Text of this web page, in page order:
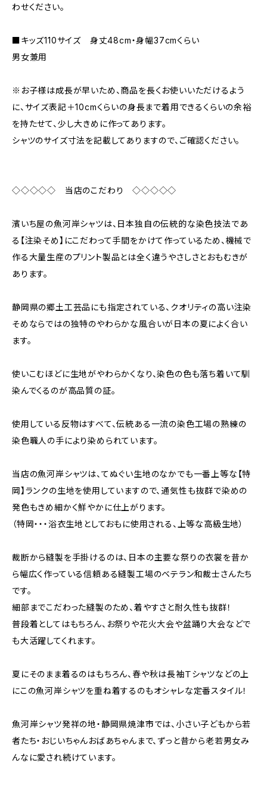
わせください。
■キッズ110サイズ 身丈48cm・身幅37cmくらい
男女兼用
※お子様は成長が早いため、商品を長くお使いいただけるよう
に、サイズ表記＋10cmくらいの身長まで着用できるくらいの余裕
を持たせて、少し大きめに作ってあります。
シャツのサイズ寸法を記載してありますので、ご確認ください。
◇◇◇◇◇ 当店のこだわり ◇◇◇◇◇
濱いち屋の魚河岸シャツは、日本独自の伝統的な染色技法であ
る【注染そめ】にこだわって手間をかけて作っているため、機械で
作る大量生産のプリント製品とは全く違うやさしさとおもむきが
あります。
静岡県の郷土工芸品にも指定されている、クオリティの高い注染
そめならではの独特のやわらかな風合いが日本の夏によく合い
ます。
使いこむほどに生地がやわらかくなり、染色の色も落ち着いて馴
染んでくるのが高品質の証。
使用している反物はすべて、伝統ある一流の染色工場の熟練の
染色職人の手により染められています。
当店の魚河岸シャツは、てぬぐい生地のなかでも一番上等な【特
岡】ランクの生地を使用していますので、通気性も抜群で染めの
発色もきめ細かく鮮やかに仕上がります。
（特岡・・・浴衣生地としておもに使用される、上等な高級生地）
裁断から縫製を手掛けるのは、日本の主要な祭りの衣裳を昔か
ら幅広く作っている信頼ある縫製工場のベテラン和裁士さんたち
です。
細部までこだわった縫製のため、着やすさと耐久性も抜群！
普段着としてはもちろん、お祭りや花火大会や盆踊り大会などで
も大活躍してくれます。
夏にそのまま着るのはもちろん、春や秋は長袖Ｔシャツなどの上
にこの魚河岸シャツを重ね着するのもオシャレな定番スタイル！
魚河岸シャツ発祥の地・静岡県焼津市では、小さい子どもから若
者たち・おじいちゃんおばあちゃんまで、ずっと昔から老若男女み
んなに愛され続けています。